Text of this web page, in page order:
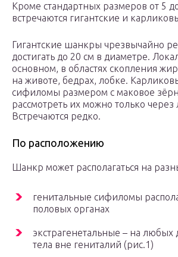
Кроме стандартных размеров от 5
встречаются гигантские и
Гигантские шанкры чрезвычайно
достигать до 20 см в диаметре.
основном, в областях скопления
на животе, бедрах, лобке.
сифиломы размером с маковое
рассмотреть их можно только через
Встречаются редко.
По расположению
Шанкр может располагаться на
генитальные сифиломы
половых органах
экстрагенетальные – на любых
тела вне гениталий (рис.1)